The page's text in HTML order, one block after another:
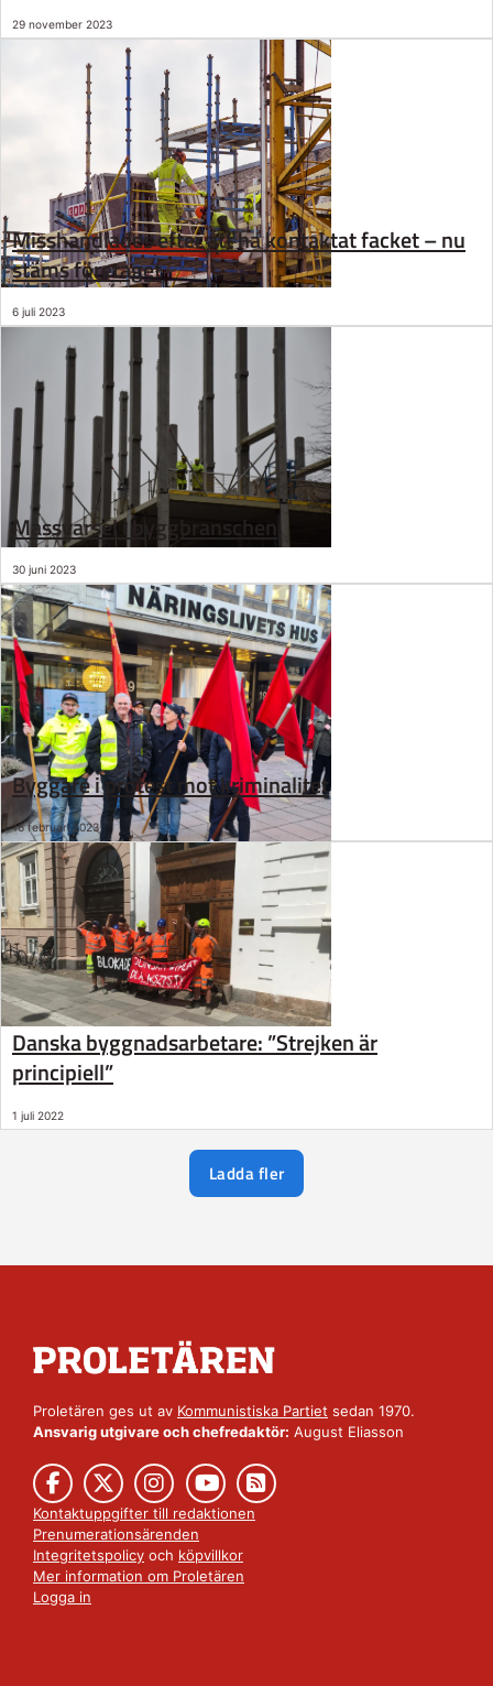
29 november 2023
Misshandlades efter att ha kontaktat facket – nu
stäms företaget
6 juli 2023
Massvarsel i byggbranschen
30 juni 2023
Byggare i protest mot kriminalitet
16 februari 2023
Danska byggnadsarbetare: ”Strejken är
principiell”
1 juli 2022
Ladda fler
Proletären ges ut av Kommunistiska Partiet sedan 1970.
Ansvarig utgivare och chefredaktör: August Eliasson
Kontaktuppgifter till redaktionen
Prenumerationsärenden
Integritetspolicy och köpvillkor
Mer information om Proletären
Logga in